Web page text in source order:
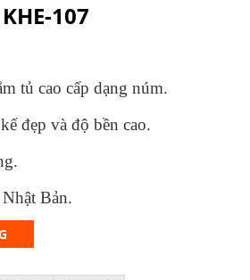
107
tủ cao cấp dạng núm.
đẹp và độ bền cao.
Bản.